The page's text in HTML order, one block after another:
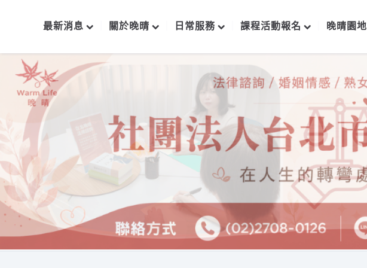
最新消息 關於晚晴 日常服務 課程活動報名 晚晴園地